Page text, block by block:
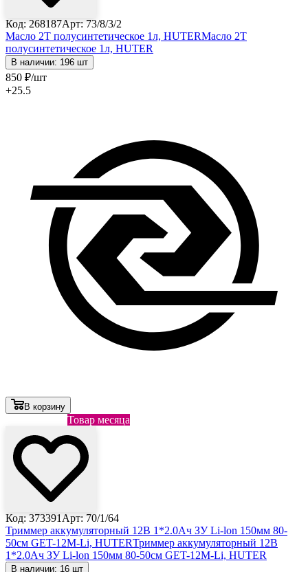
Код: 268187Арт: 73/8/3/2
Масло 2T полусинтетическое 1л, HUTERМасло 2T
полусинтетическое 1л, HUTER
В наличии: 196 шт
850 ₽/шт
+25.5
В корзину
Товар месяца
Код: 373391 Арт: 70/1/64
Триммер аккумуляторный 12В 1*2.0Ач ЗУ Li-lon 150мм 80-
50см GET-12M-Li, HUTERТриммер аккумуляторный 12В
1*2.0Ач ЗУ Li-lon 150мм 80-50см GET-12M-Li, HUTER
В наличии: 16 шт